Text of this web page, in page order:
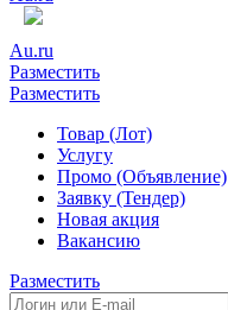
Au.ru
Разместить
Разместить
Товар (Лот)
Услугу
Промо (Объявление)
Заявку (Тендер)
Новая акция
Вакансию
Разместить